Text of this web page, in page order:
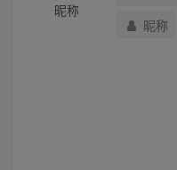
昵称
昵称